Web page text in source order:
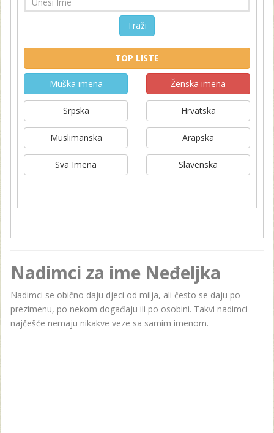
Traži
TOP LISTE
Muška imena Ženska imena
Srpska Hrvatska
Muslimanska Arapska
Sva Imena Slavenska
Nadimci za ime Neđeljka
Nadimci se obično daju djeci od milja, ali često se daju po
prezimenu, po nekom događaju ili po osobini. Takvi nadimci
najčešće nemaju nikakve veze sa samim imenom.